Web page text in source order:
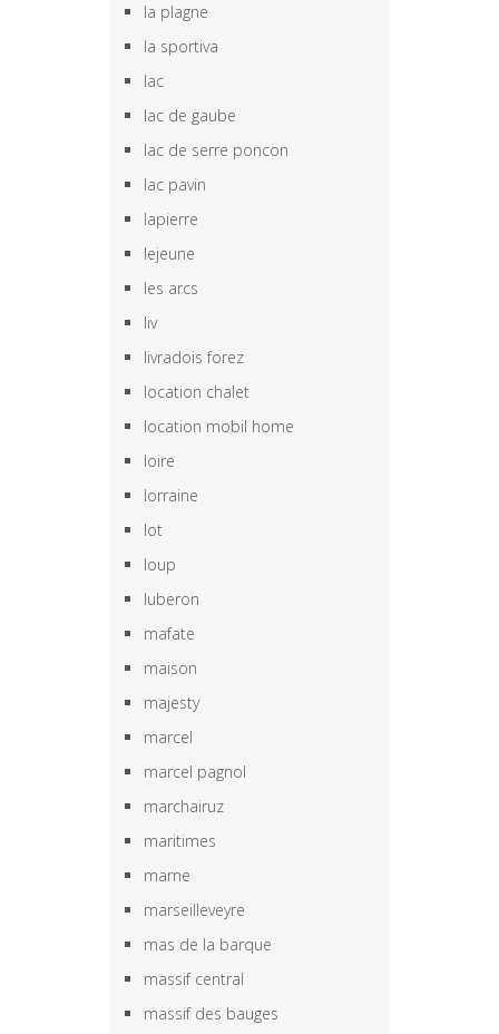
la plagne
la sportiva
lac
lac de gaube
lac de serre poncon
lac pavin
lapierre
lejeune
les arcs
liv
livradois forez
location chalet
location mobil home
loire
lorraine
lot
loup
luberon
mafate
maison
majesty
marcel
marcel pagnol
marchairuz
maritimes
marne
marseilleveyre
mas de la barque
massif central
massif des bauges